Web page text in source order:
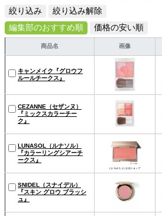
絞り込み
絞り込み解除
編集部のおすすめ順
価格の安い順
商品名 画像
キャンメイク『グロウフ
ルールチークス』
CEZANNE（セザンヌ）
『ミックスカラーチー
ク』
LUNASOL（ルナソル）
『カラーリングシアーチ
ークス』
SNIDEL（スナイデル）
『スキン グロウ ブラッシ
ュ』